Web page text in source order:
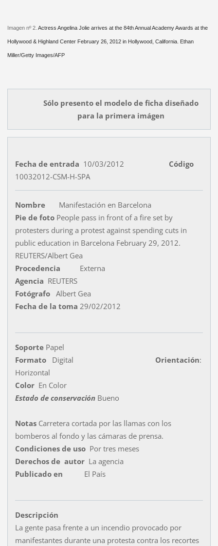
Imagen nº 2. Actress Angelina Jolie arrives at the 84th Annual Academy Awards at the
Hollywood & Highland Center February 26, 2012 in Hollywood, California. Ethan
Miller/Getty Images/AFP
Sólo presento el modelo de ficha diseñado
para la primera imágen
Fecha de entrada 10/03/2012
Código
10032012-CSM-H-SPA
NombreManifestación en Barcelona
Pie de foto People pass in front of a fire set by
protesters during a protest against spending cuts in
public education in Barcelona February 29, 2012.
REUTERS/Albert Gea
Procedencia Externa
Agencia REUTERS
FotógrafoAlbert Gea
Fecha de la toma 29/02/2012
Soporte Papel
Formato
Digital Orientación:
Horizontal
ColorEn Color
Estado de conservaciónBueno
NotasCarretera cortada por las llamas con los
bomberos al fondo y las cámaras de prensa.
Condiciones de usoPor tres meses
Derechos de autorLa agencia
Publicado en
El País
Descripción
La gente pasa frente a un incendio provocado por
manifestantes durante una protesta contra los recortes